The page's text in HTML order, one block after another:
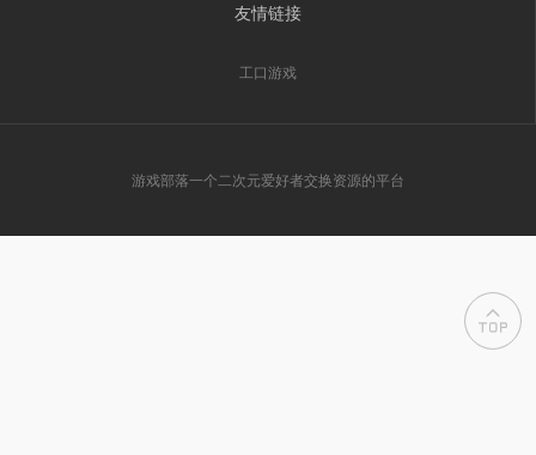
友情链接
工口游戏
游戏部落一个二次元爱好者交换资源的平台